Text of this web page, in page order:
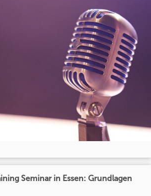
Seminar in Essen: Grundlagen